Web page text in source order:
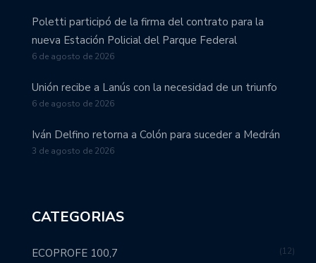
Poletti participó de la firma del contrato para la
nueva Estación Policial del Parque Federal
6 de agosto de 2026
Unión recibe a Lanús con la necesidad de un triunfo
6 de agosto de 2026
Iván Delfino retorna a Colón para suceder a Medrán
3 de agosto de 2026
CATEGORIAS
ECOPROFE 100,7 12